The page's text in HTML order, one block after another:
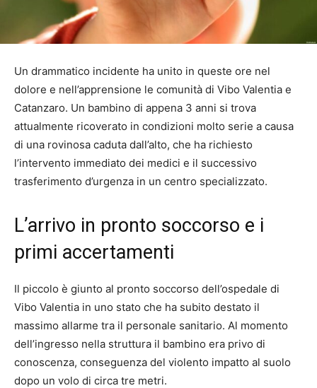
Un drammatico incidente ha unito in queste ore nel
dolore e nell’apprensione le comunità di Vibo Valentia e
Catanzaro. Un bambino di appena 3 anni si trova
attualmente ricoverato in condizioni molto serie a causa
di una rovinosa caduta dall’alto, che ha richiesto
l’intervento immediato dei medici e il successivo
trasferimento d’urgenza in un centro specializzato.
L’arrivo in pronto soccorso e i
primi accertamenti
Il piccolo è giunto al pronto soccorso dell’ospedale di
Vibo Valentia in uno stato che ha subito destato il
massimo allarme tra il personale sanitario. Al momento
dell’ingresso nella struttura il bambino era privo di
conoscenza, conseguenza del violento impatto al suolo
dopo un volo di circa tre metri.